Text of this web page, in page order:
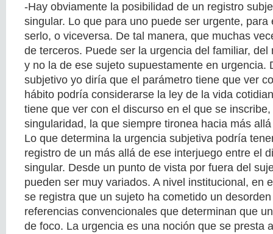
-Hay obviamente la posibilidad de un registro
singular. Lo que para uno puede ser urgente, para
serlo, o viceversa. De tal manera, que muchas
de terceros. Puede ser la urgencia del familiar, del
y no la de ese sujeto supuestamente en urgencia.
subjetivo yo diría que el parámetro tiene que ver
hábito podría considerarse la ley de la vida
tiene que ver con el discurso en el que se
singularidad, la que siempre tironea hacia más
Lo que determina la urgencia subjetiva podría
registro de un más allá de ese interjuego entre el
singular. Desde un punto de vista por fuera del
pueden ser muy variados. A nivel institucional, en
se registra que un sujeto ha cometido un
referencias convencionales que determinan que
de foco. La urgencia es una noción que se presta